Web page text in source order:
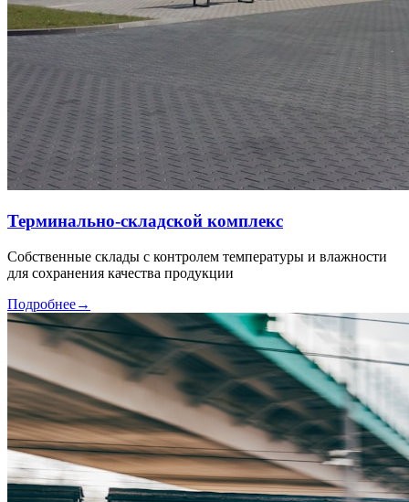
Терминально-складской комплекс
Собственные склады с контролем температуры и влажности
для сохранения качества продукции
Подробнее→